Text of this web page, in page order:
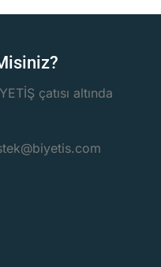
çatısı altında